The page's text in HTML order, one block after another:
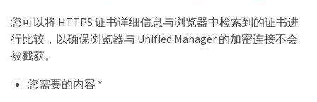
您可以将 HTTPS 证书详细信息与浏览器中检索到的证书进
行比较，以确保浏览器与 Unified Manager 的加密连接不会
被截获。
您需要的内容 *